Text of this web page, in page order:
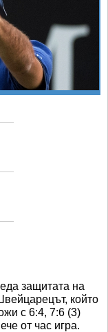
защитата на
който
с 6:4, 7:6 (3)
от час игра.